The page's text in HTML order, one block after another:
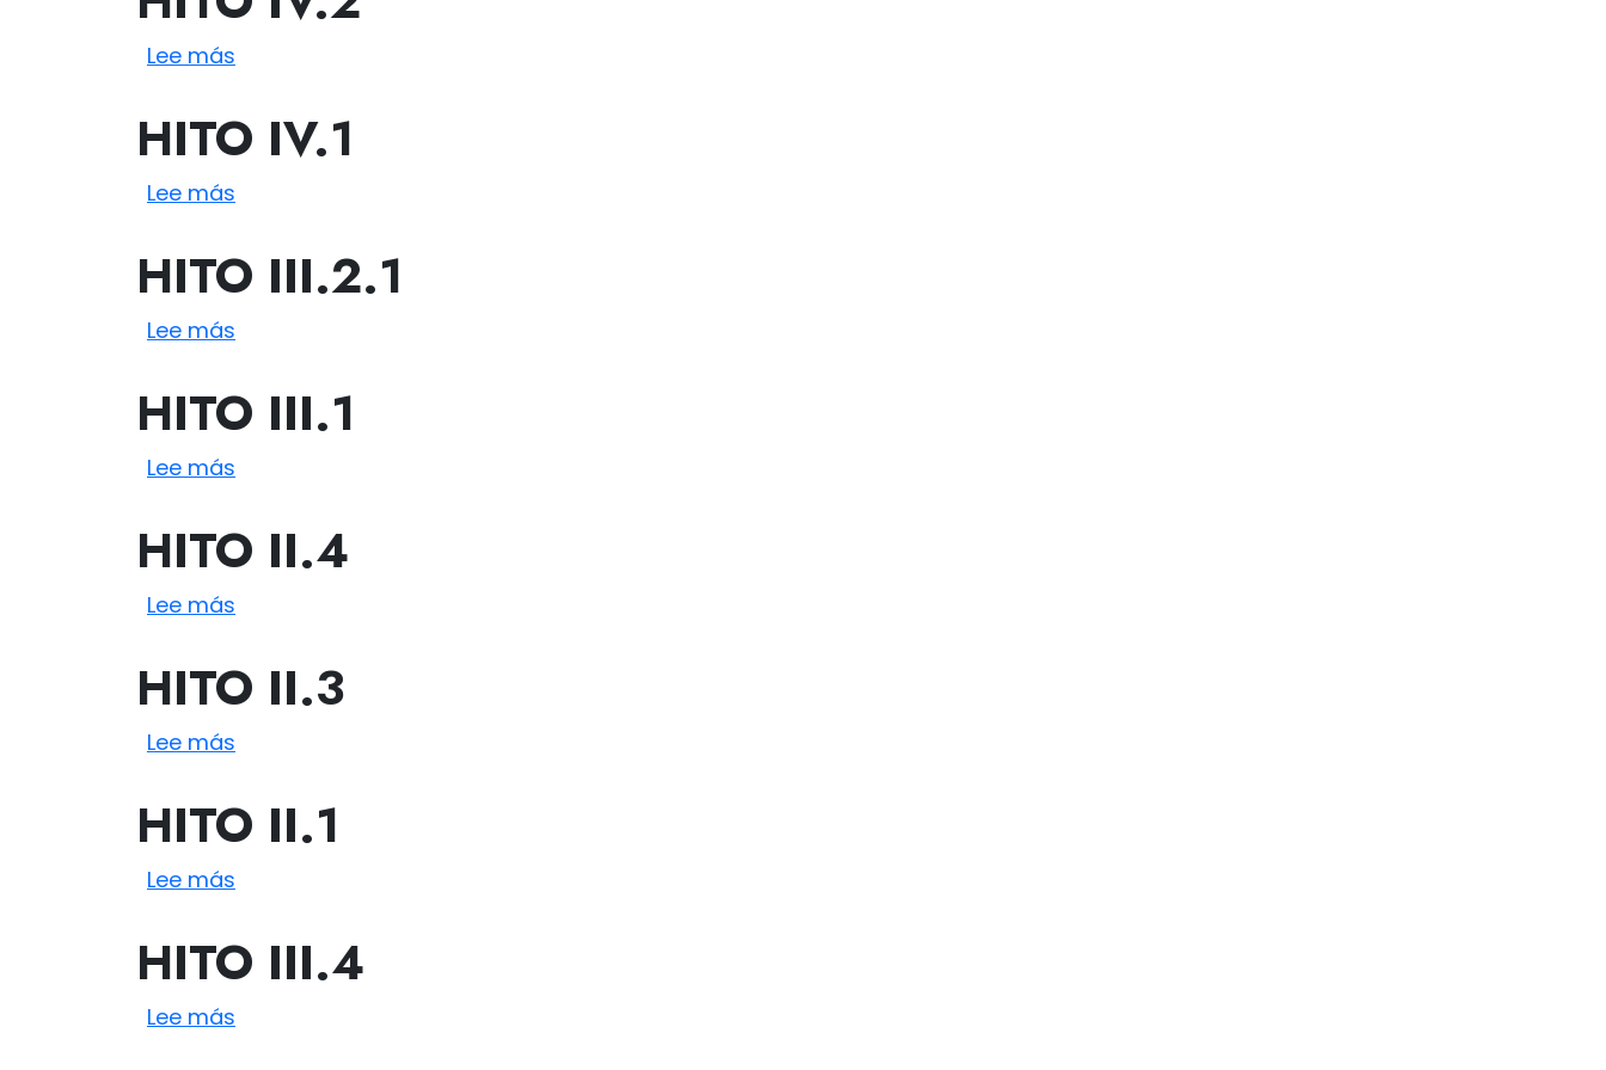
Lee más
HITO IV.1
Lee más
HITO III.2.1
Lee más
HITO III.1
Lee más
HITO II.4
Lee más
HITO II.3
Lee más
HITO II.1
Lee más
HITO III.4
Lee más